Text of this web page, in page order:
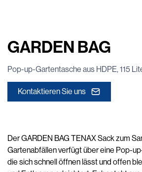
GARDEN BAG
Pop-up-Gartentasche aus HDPE, 115
Kontaktieren Sie uns
Der GARDEN BAG TENAX Sack zum
Gartenabfällen verfügt über eine Pop-
die sich schnell öffnen lässt und offen